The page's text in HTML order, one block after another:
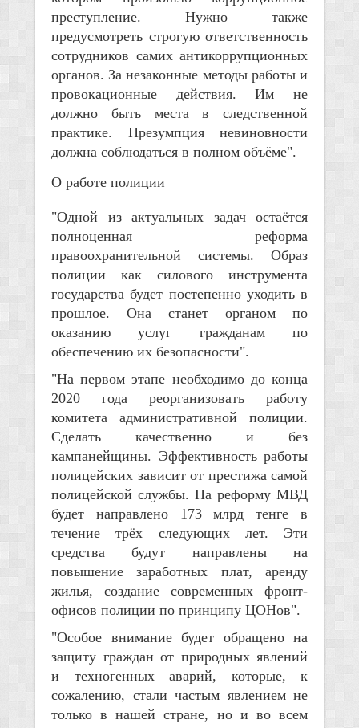
преступление. Нужно также
предусмотреть строгую ответственность
сотрудников самих антикоррупционных
органов. За незаконные методы работы и
провокационные действия. Им не
должно быть места в следственной
практике. Презумпция невиновности
должна соблюдаться в полном объёме".
О работе полиции
"Одной из актуальных задач остаётся
полноценная реформа
правоохранительной системы. Образ
полиции как силового инструмента
государства будет постепенно уходить в
прошлое. Она станет органом по
оказанию услуг гражданам по
обеспечению их безопасности".
"На первом этапе необходимо до конца
2020 года реорганизовать работу
комитета административной полиции.
Сделать качественно и без
кампанейщины. Эффективность работы
полицейских зависит от престижа самой
полицейской службы. На реформу МВД
будет направлено 173 млрд тенге в
течение трёх следующих лет. Эти
средства будут направлены на
повышение заработных плат, аренду
жилья, создание современных фронт-
офисов полиции по принципу ЦОНов".
"Особое внимание будет обращено на
защиту граждан от природных явлений
и техногенных аварий, которые, к
сожалению, стали частым явлением не
только в нашей стране, но и во всем